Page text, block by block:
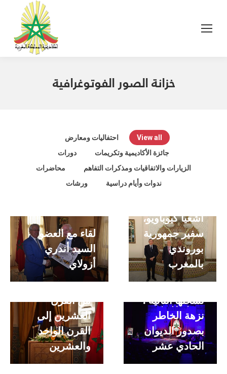
خزانة الصور الفوتوغرافية
View all
احتفاليات ومعارض
جائزة الأكاديمية وتكريمات
دورات
الزيارات والاتفاقيات ومذكرات التفاهم
محاضرات
ندوات وأيام دراسية
ورشات
لقاء مع العضو
السيد أندري
أزولاي
أشعيا كيوباويو،
سفير جمهورية
بوروندي
بالمغرب
محاضرة الأستاذ
غابرييل دو
بروي- الانتقال
من القرن
العشرين إلى
القرن الواحد
والعشرين
احتفالية
الملحون ديوان
المغاربة في
نسختها الثانية :
نزهة الخاطر
بصدور الديوان
الحادي عشر
محاضرة الدكتور
طه عبد الرحمن